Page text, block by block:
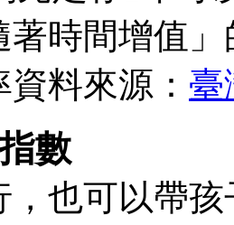
著時間增值
資料來源： 臺
數
，也可以帶